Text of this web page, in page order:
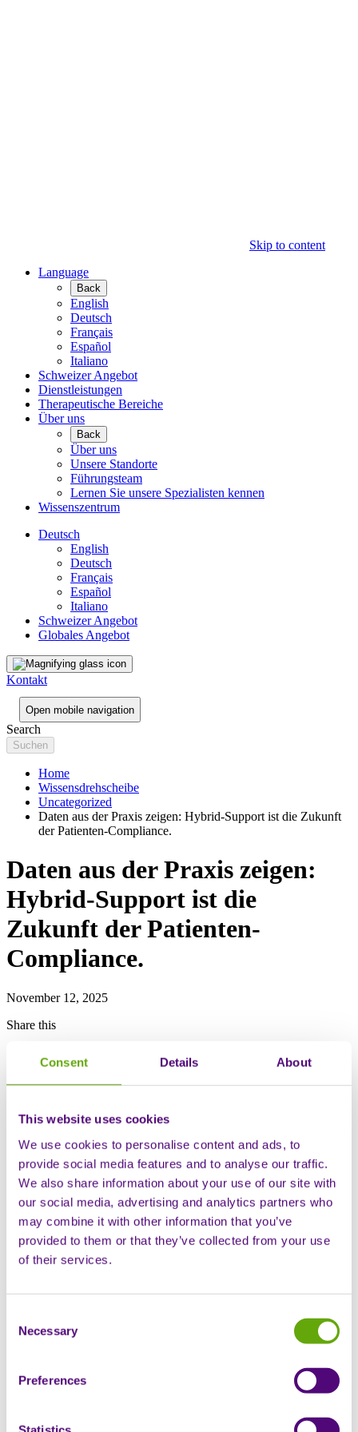
Consent Details About
This website uses cookies
We use cookies to personalise content and ads, to
provide social media features and to analyse our traffic.
We also share information about your use of our site with
our social media, advertising and analytics partners who
may combine it with other information that you’ve
provided to them or that they’ve collected from your use
of their services.
Selection
Necessary
Preferences
Skip to content
Language
Back
English
Deutsch
Français
Español
Italiano
Schweizer Angebot
Dienstleistungen
Therapeutische Bereiche
Über uns
Back
Über uns
Unsere Standorte
Führungsteam
Lernen Sie unsere Spezialisten kennen
Wissenszentrum
Deutsch
English
Deutsch
Français
Español
Italiano
Schweizer Angebot
Globales Angebot
Kontakt
Open mobile navigation
Search
Home
Wissensdrehscheibe
Uncategorized
Daten aus der Praxis zeigen: Hybrid-Support ist die Zukunft
der Patienten-Compliance.
Daten aus der Praxis zeigen:
Hybrid-Support ist die
Zukunft der Patienten-
Compliance.
November 12, 2025
Share this